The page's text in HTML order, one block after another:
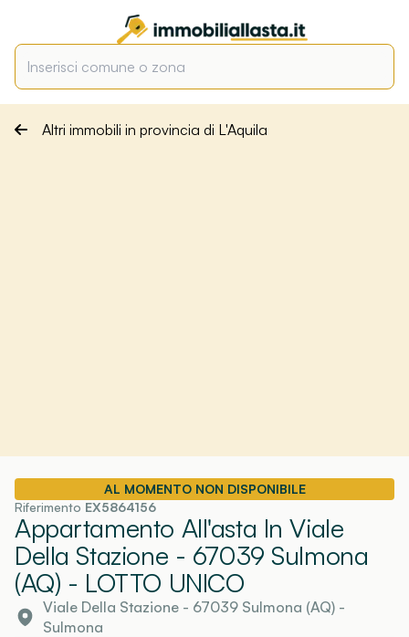
Altri immobili in provincia di L'Aquila
AL MOMENTO NON DISPONIBILE
Riferimento EX5864156
Appartamento All'asta In Viale
Della Stazione - 67039 Sulmona
(AQ) - LOTTO UNICO
Viale Della Stazione - 67039 Sulmona (AQ) -
Sulmona